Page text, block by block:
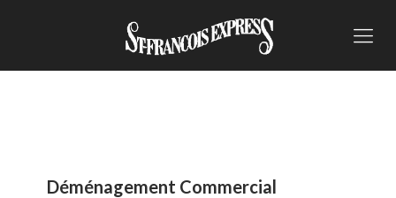
Déménagement Commercial